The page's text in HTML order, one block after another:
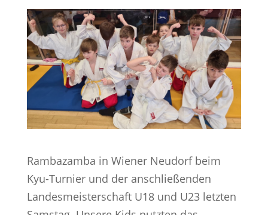
Rambazamba in Wiener Neudorf beim
Kyu-Turnier und der anschließenden
Landesmeisterschaft U18 und U23 letzten